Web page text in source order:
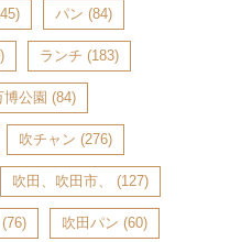
パン (84)
ランチ (183)
博公園 (84)
吹チャン (276)
吹田、吹田市、 (127)
(76) 吹田パン (60)